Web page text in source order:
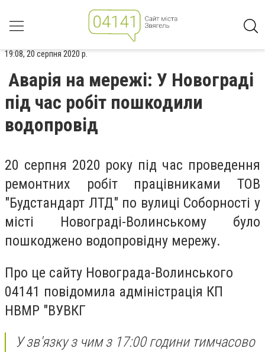
19:08, 20 серпня 2020 р.
Аварія на мережі: У Новограді
під час робіт пошкодили
водопровід
20 серпня 2020 року під час проведення
ремонтних робіт працівниками ТОВ
"Будстандарт ЛТД" по вулиці Соборності у
місті Новограді-Волинському було
пошкоджено водопровідну мережу.
Про це сайту Новограда-Волинського
04141 повідомила адміністрація КП
НВМР "ВУВКГ
У зв'язку з чим з 17:00 години тимчасово